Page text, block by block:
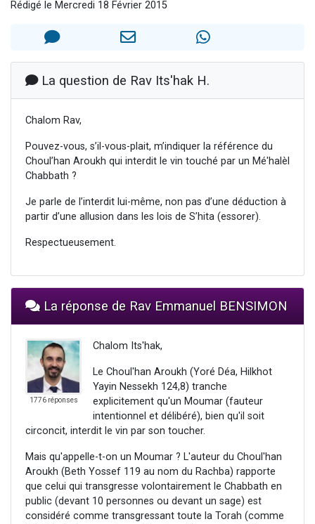
30 personnes viennent de faire un don pour Sauvez la jambe de Yohan
12 nouvelles musiques dans Torah-Box Music
29 personnes viennent de demander une bénédiction
Rédigé le Mercredi 18 Février 2015
La question de Rav Its'hak H.
Chalom Rav,
Pouvez-vous, s’il-vous-plait, m’indiquer la référence du
Choul’han Aroukh qui interdit le vin touché par un Mé'halèl
Chabbath ?
Je parle de l’interdit lui-même, non pas d’une déduction à
partir d’une allusion dans les lois de S’hita (essorer).
Respectueusement.
La réponse de Rav Emmanuel BENSIMON
1776 réponses
Chalom Its'hak,
Le Choul'han Aroukh (Yoré Déa, Hilkhot
Yayin Nessekh 124,8) tranche
explicitement qu'un Moumar (fauteur
intentionnel et délibéré), bien qu'il soit
circoncit, interdit le vin par son toucher.
Mais qu'appelle-t-on un Moumar ? L'auteur du Choul'han
Aroukh (Beth Yossef 119 au nom du Rachba) rapporte
que celui qui transgresse volontairement le Chabbath en
public (devant 10 personnes ou devant un sage) est
considéré comme transgressant toute la Torah (comme